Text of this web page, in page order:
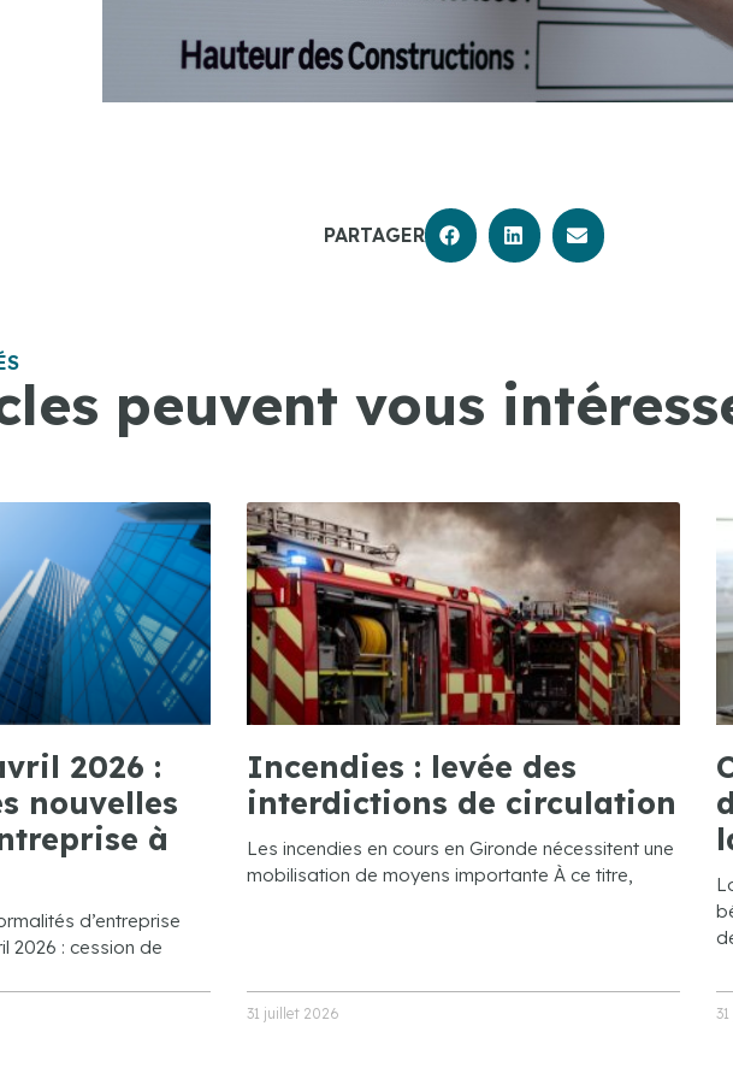
PARTAGER
peuvent vous
2026 :
nouvelles
à
d’entreprise
2026 : cession de
Incendies : levée des
interdictions de circulation
Les incendies en cours en Gironde nécessitent une
mobilisation de moyens importante À ce titre,
31 juillet 2026